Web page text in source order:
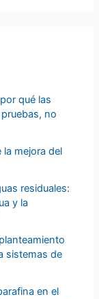
qué las
no
la mejora del
residuales:
y la
sistemas de
en el